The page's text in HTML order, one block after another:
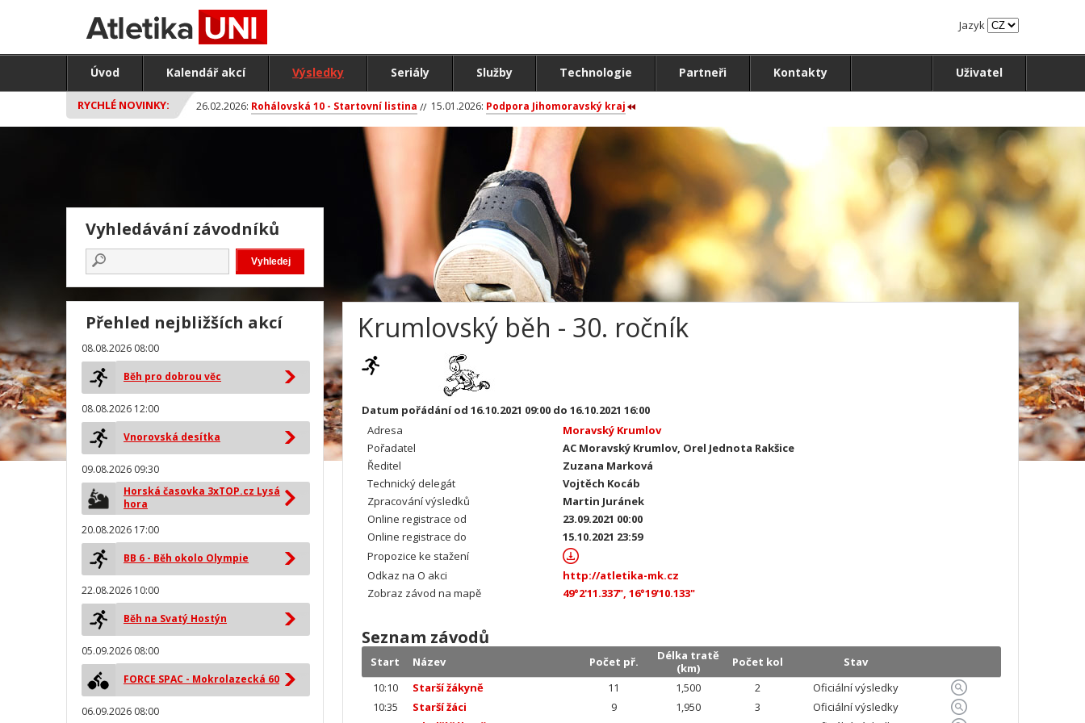
Jazyk
Úvod Kalendář akcí Výsledky Seriály Služby Technologie Partneři Kontakty Uživatel
RYCHLÉ NOVINKY: 26.02.2026: Rohálovská 10 - Startovní listina 15.01.2026: Podpora Jihomoravský kraj
Krumlovský běh - 30. ročník
Datum pořádání od 16.10.2021 09:00 do 16.10.2021 16:00
Adresa
Moravský Krumlov
Pořadatel
AC Moravský Krumlov, Orel Jednota Rakšice
Ředitel
Zuzana Marková
Technický delegát
Vojtěch Kocáb
Zpracování výsledků
Martin Juránek
Online registrace od
23.09.2021 00:00
Online registrace do
15.10.2021 23:59
Propozice ke stažení
Odkaz na O akci
http://atletika-mk.cz
Zobraz závod na mapě
49°2'11.337", 16°19'10.133"
Seznam závodů
Start Název Počet př.
Délka tratě
(km)
Počet kol
Stav
10:10
Starší žákyně 11 1,500 2
Oficiální výsledky
10:35
Starší žáci 9 1,950 3
Oficiální výsledky
Vyhledávání závodníků
Přehled nejbližších akcí
08.08.2026 08:00
Běh pro dobrou věc
08.08.2026 12:00
Vnorovská desítka
09.08.2026 09:30
Horská časovka 3xTOP.cz Lysá
hora
20.08.2026 17:00
BB 6 - Běh okolo Olympie
22.08.2026 10:00
Běh na Svatý Hostýn
05.09.2026 08:00
FORCE SPAC - Mokrolazecká 60
06.09.2026 08:00